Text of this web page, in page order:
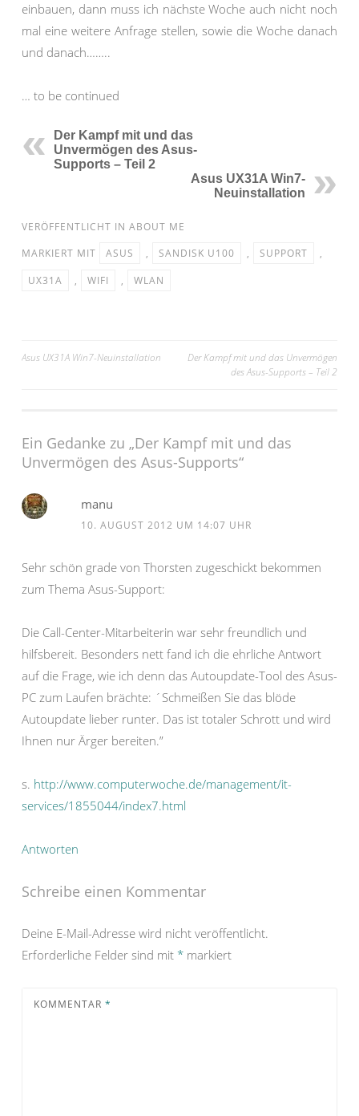
einbauen, dann muss ich nächste Woche auch nicht noch
mal eine weitere Anfrage stellen, sowie die Woche danach
und danach……..
… to be continued
Der Kampf mit und das
Unvermögen des Asus-
Supports – Teil 2
Asus UX31A Win7-
Neuinstallation
VERÖFFENTLICHT IN ABOUT ME
MARKIERT MIT
ASUS , SANDISK U100 , SUPPORT
,
UX31A
, WIFI , WLAN
Beitragsnavigation
Asus UX31A Win7-Neuinstallation
Der Kampf mit und das Unvermögen
des Asus-Supports – Teil 2
Ein Gedanke zu „Der Kampf mit und das
Unvermögen des Asus-Supports“
manu
10. AUGUST 2012 UM 14:07 UHR
Sehr schön grade von Thorsten zugeschickt bekommen
zum Thema Asus-Support:
Die Call-Center-Mitarbeiterin war sehr freundlich und
hilfsbereit. Besonders nett fand ich die ehrliche Antwort
auf die Frage, wie ich denn das Autoupdate-Tool des Asus-
PC zum Laufen brächte: ´Schmeißen Sie das blöde
Autoupdate lieber runter. Das ist totaler Schrott und wird
Ihnen nur Ärger bereiten.”
s. http://www.computerwoche.de/management/it-
services/1855044/index7.html
Antworten
Schreibe einen Kommentar
Deine E-Mail-Adresse wird nicht veröffentlicht.
Erforderliche Felder sind mit * markiert
KOMMENTAR *